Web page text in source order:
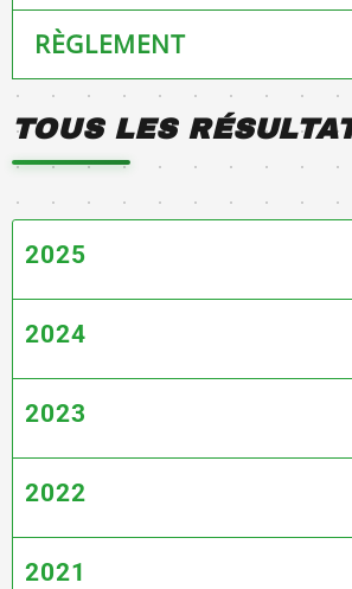
RÈGLEMENT
TOUS LES
2025
2024
2023
2022
2021